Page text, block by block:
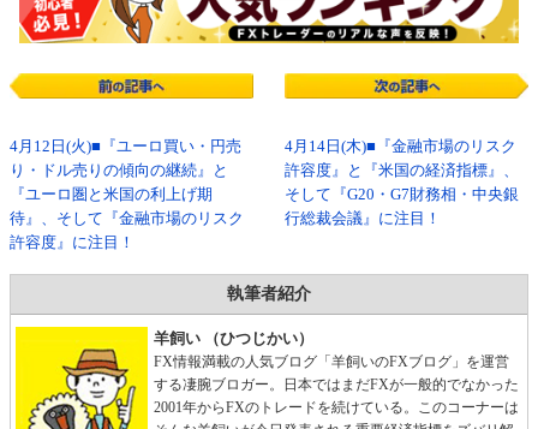
4月12日(火)■『ユーロ買い・円売
り・ドル売りの傾向の継続』と
『ユーロ圏と米国の利上げ期
待』、そして『金融市場のリスク
許容度』に注目！
4月14日(木)■『金融市場のリスク
許容度』と『米国の経済指標』、
そして『G20・G7財務相・中央銀
行総裁会議』に注目！
執筆者紹介
羊飼い （ひつじかい）
FX情報満載の人気ブログ「羊飼いのFXブログ」を運営
する凄腕ブロガー。日本ではまだFXが一般的でなかった
2001年からFXのトレードを続けている。このコーナーは